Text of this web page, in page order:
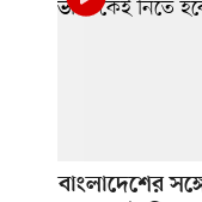
বাংলাদেশের